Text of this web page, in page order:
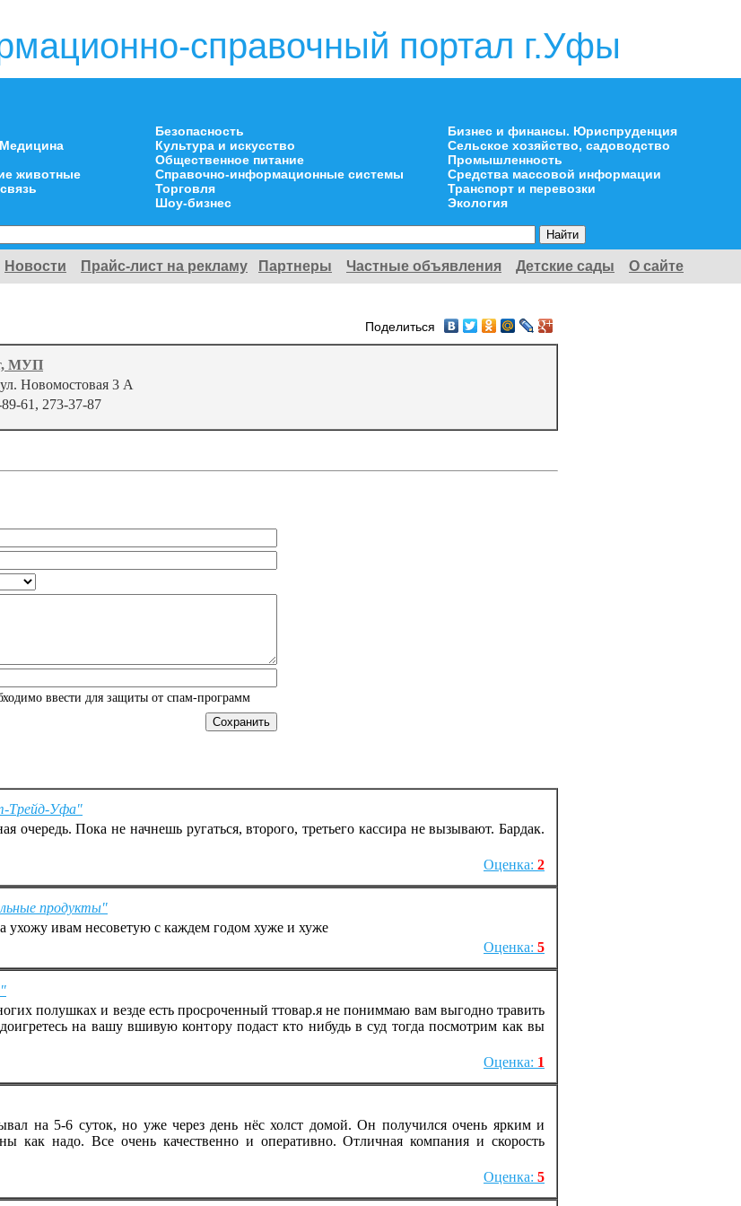
справочный портал г.Уфы
животные
Безопасность
Культура и искусство
Общественное питание
Справочно-информационные системы
Торговля
Шоу-бизнес
Бизнес и финансы. Юриспруденция
Сельское хозяйство, садоводство
Промышленность
Средства массовой информации
Транспорт и перевозки
Экология
Новости Прайс-лист на рекламу Партнеры Частные объявления Детские сады О сайте
Поделиться
МУП
Новомостовая 3 А
61, 273-37-87
ввести для защиты от спам-программ
Трейд-Уфа"
очередь. Пока не начнешь ругаться, второго, третьего кассира не вызывают. Бардак.
Оценка: 2
продукты"
ухожу ивам несоветую с каждем годом хуже и хуже
Оценка: 5
полушках и везде есть просроченный ттовар.я не пониммаю вам выгодно травить
на вашу вшивую контору подаст кто нибудь в суд тогда посмотрим как вы
Оценка: 1
на 5-6 суток, но уже через день нёс холст домой. Он получился очень ярким и
как надо. Все очень качественно и оперативно. Отличная компания и скорость
Оценка: 5